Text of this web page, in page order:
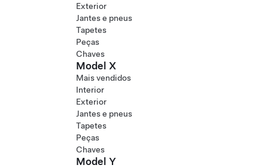
Exterior
Jantes e pneus
Tapetes
Peças
Chaves
Model X
Mais vendidos
Interior
Exterior
Jantes e pneus
Tapetes
Peças
Chaves
Model Y